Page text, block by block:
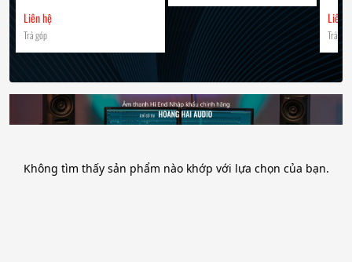
Liên hệ
Trả góp
Liên
Trả góp
Không tìm thấy sản phẩm nào khớp với lựa chọn của bạn.